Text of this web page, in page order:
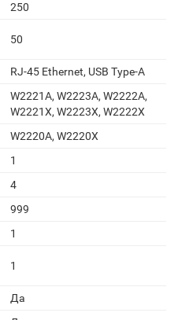
250
50
RJ-45 Ethernet, USB Type-A
W2221A, W2223A, W2222A,
W2221X, W2223X, W2222X
W2220A, W2220X
1
4
999
1
1
Да